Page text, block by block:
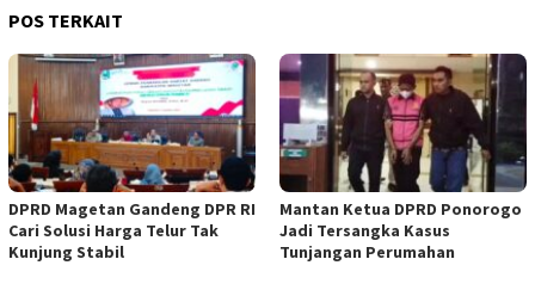
POS TERKAIT
DPRD Magetan Gandeng DPR RI
Cari Solusi Harga Telur Tak
Kunjung Stabil
Mantan Ketua DPRD Ponorogo
Jadi Tersangka Kasus
Tunjangan Perumahan